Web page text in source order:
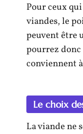
Pour ceux
viandes, le
peuvent être
pourrez
conviennent
Le choix
La viande ne